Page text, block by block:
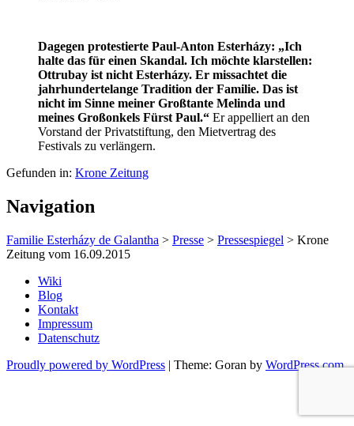
Dagegen protestierte Paul-Anton Esterházy: „Ich
halte das für einen Skandal. Ich möchte klarstellen:
Ottrubay ist nicht Esterházy. Er missachtet die
jahrhundertelange Tradition der Familie. Das ist
nicht im Sinne meiner Großtante Melinda und
meines Großonkels Fürst Paul.“ Er appelliert an den
Vorstand der Privatstiftung, den Mietvertrag des
Festivals zu verlängern.
Gefunden in: Krone Zeitung
Navigation
Familie Esterházy de Galantha > Presse > Pressespiegel > Krone
Zeitung vom 16.09.2015
Wiki
Blog
Kontakt
Impressum
Datenschutz
Proudly powered by WordPress | Theme: Goran by WordPress.com.